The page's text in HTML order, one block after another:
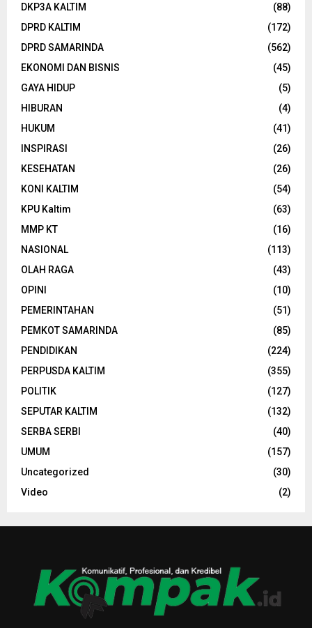
DKP3A KALTIM
(88)
DPRD KALTIM
(172)
DPRD SAMARINDA
(562)
EKONOMI DAN BISNIS
(45)
GAYA HIDUP
(5)
HIBURAN
(4)
HUKUM
(41)
INSPIRASI
(26)
KESEHATAN
(26)
KONI KALTIM
(54)
KPU Kaltim
(63)
MMP KT
(16)
NASIONAL
(113)
OLAH RAGA
(43)
OPINI
(10)
PEMERINTAHAN
(51)
PEMKOT SAMARINDA
(85)
PENDIDIKAN
(224)
PERPUSDA KALTIM
(355)
POLITIK
(127)
SEPUTAR KALTIM
(132)
SERBA SERBI
(40)
UMUM
(157)
Uncategorized
(30)
Video
(2)